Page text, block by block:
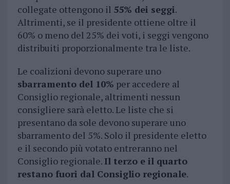
collegate ottengono il 55% dei seggi.
Altrimenti, se il presidente ottiene oltre il
60% o meno del 25% dei voti, i seggi vengono
distribuiti proporzionalmente tra le liste.
Le coalizioni devono superare uno
sbarramento del 10% per accedere al
Consiglio regionale, altrimenti nessun
consigliere sarà eletto. Le liste che si
presentano da sole devono superare uno
sbarramento del 5%. Solo il presidente eletto
e il secondo più votato entreranno nel
Consiglio regionale. Il terzo e il quarto
restano fuori dal Consiglio regionale.